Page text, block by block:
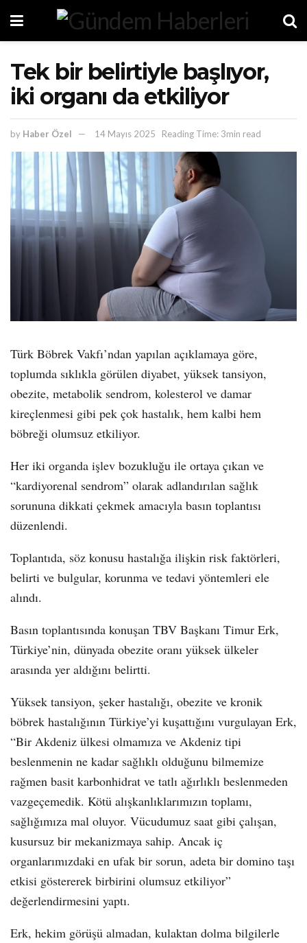
Tek bir belirtiyle başlıyor,
iki organı da etkiliyor
by Haber Özel 14 Mayıs 2025 Reading Time: 3min read
Türk Böbrek Vakfı’ndan yapılan açıklamaya göre,
toplumda sıklıkla görülen diyabet, yüksek tansiyon,
obezite, metabolik sendrom, kolesterol ve damar
kireçlenmesi gibi pek çok hastalık, hem kalbi hem
böbreği olumsuz etkiliyor.
Her iki organda işlev bozukluğu ile ortaya çıkan ve
“kardiyorenal sendrom” olarak adlandırılan sağlık
sorununa dikkati çekmek amacıyla basın toplantısı
düzenlendi.
Toplantıda, söz konusu hastalığa ilişkin risk faktörleri,
belirti ve bulgular, korunma ve tedavi yöntemleri ele
alındı.
Basın toplantısında konuşan TBV Başkanı Timur Erk,
Türkiye’nin, dünyada obezite oranı yüksek ülkeler
arasında yer aldığını belirtti.
Yüksek tansiyon, şeker hastalığı, obezite ve kronik
böbrek hastalığının Türkiye’yi kuşattığını vurgulayan Erk,
“Bir Akdeniz ülkesi olmamıza ve Akdeniz tipi
beslenmenin ne kadar sağlıklı olduğunu bilmemize
rağmen basit karbonhidrat ve tatlı ağırlıklı beslenmeden
vazgeçemedik. Kötü alışkanlıklarımızın toplamı,
sağlığımıza mal oluyor. Vücudumuz saat gibi çalışan,
kusursuz bir mekanizmaya sahip. Ancak iç
organlarımızdaki en ufak bir sorun, adeta bir domino taşı
etkisi göstererek birbirini olumsuz etkiliyor”
değerlendirmesini yaptı.
Erk, hekim görüşü almadan, kulaktan dolma bilgilerle